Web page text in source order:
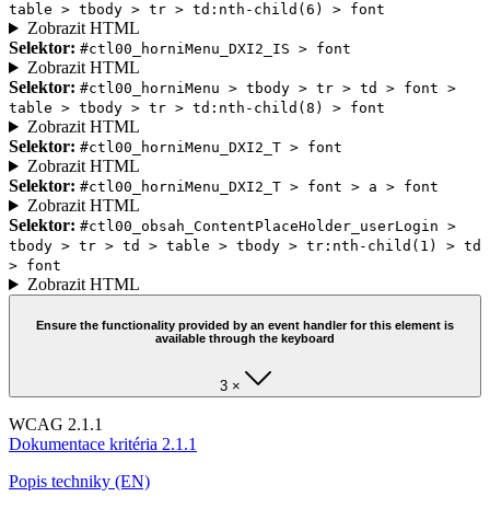
table > tbody > tr > td:nth-child(6) > font
Zobrazit HTML
Selektor: #ctl00_horniMenu_DXI2_IS > font
Zobrazit HTML
Selektor: #ctl00_horniMenu > tbody > tr > td > font >
table > tbody > tr > td:nth-child(8) > font
Zobrazit HTML
Selektor: #ctl00_horniMenu_DXI2_T > font
Zobrazit HTML
Selektor: #ctl00_horniMenu_DXI2_T > font > a > font
Zobrazit HTML
Selektor: #ctl00_obsah_ContentPlaceHolder_userLogin >
tbody > tr > td > table > tbody > tr:nth-child(1) > td
> font
Zobrazit HTML
Ensure the functionality provided by an event handler for this element is
available through the keyboard
3 ×
WCAG 2.1.1
Dokumentace kritéria 2.1.1
Popis techniky (EN)